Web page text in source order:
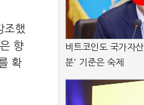
조했
향
확
비트코인도 국가자
분' 기준은 숙제